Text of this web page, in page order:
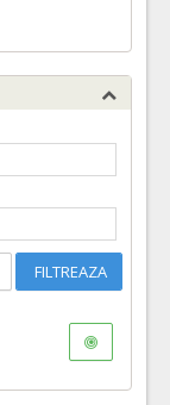
FILTREAZA